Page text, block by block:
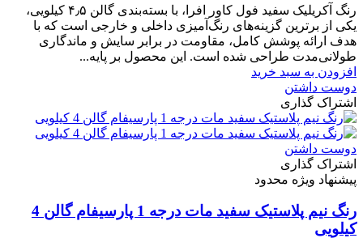
رنگ آکریلیک سفید فول کاور افرا، با بسته‌بندی گالن ۴٫۵ کیلویی،
یکی از برترین گزینه‌های رنگ‌آمیزی داخلی و خارجی است که با
هدف ارائه پوشش کامل، مقاومت در برابر سایش و ماندگاری
طولانی‌مدت طراحی شده است. این محصول بر پایه...
افزودن به سبد خرید
دوست داشتن
اشتراک گذاری
دوست داشتن
اشتراک گذاری
پیشنهاد ویژه محدود
رنگ نیم پلاستیک سفید مات درجه 1 پارسیفام گالن 4
کیلویی